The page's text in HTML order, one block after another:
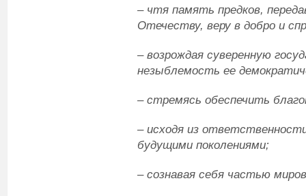
– чтя память предков,
Отечеству, веру в добро и
– возрождая суверенную
незыблемость ее
– стремясь обеспечить
– исходя из
будущими поколениями;
– сознавая себя частью